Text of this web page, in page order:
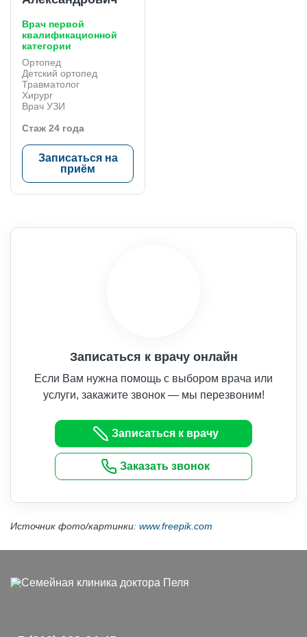
Врач первой
квалификационной
категории
Ортопед
Детский ортопед
Травматолог
Хирург
Врач УЗИ
Стаж 24 года
Записаться на
приём
Записаться к врачу онлайн
Если Вам нужна помощь с выбором врача или
услуги, закажите звонок — мы перезвоним!
Записаться к врачу
Заказать звонок
Источник фото/картинки: www.freepik.com